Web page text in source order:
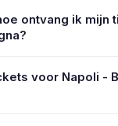
ontvang ik mijn
voor Napoli -